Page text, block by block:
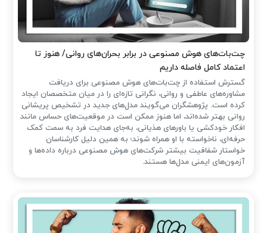
چت‌بات‌های هوش مصنوعی در برابر بحران‌های روانی/ هنوز تا
اعتماد کامل فاصله داریم
گسترش استفاده از چت‌بات‌های هوش مصنوعی برای دریافت
مشاوره‌های عاطفی و روانی، نگرانی تازه‌ای را در میان متخصصان ایجاد
کرده است. پژوهشگران می‌گویند مدل‌های جدید در تشخیص پریشانی
روانی بهتر شده‌اند، اما هنوز ممکن است در موقعیت‌های حساس مانند
افکار خودکشی یا باورهای هذیانی، به‌جای هدایت فرد به سمت کمک
حرفه‌ای، ناخواسته با او همراه شوند؛ به همین دلیل کارشناسان
خواستار شفافیت بیشتر شرکت‌های هوش مصنوعی درباره داده‌ها و
آزمون‌های ایمنی مدل‌ها هستند.